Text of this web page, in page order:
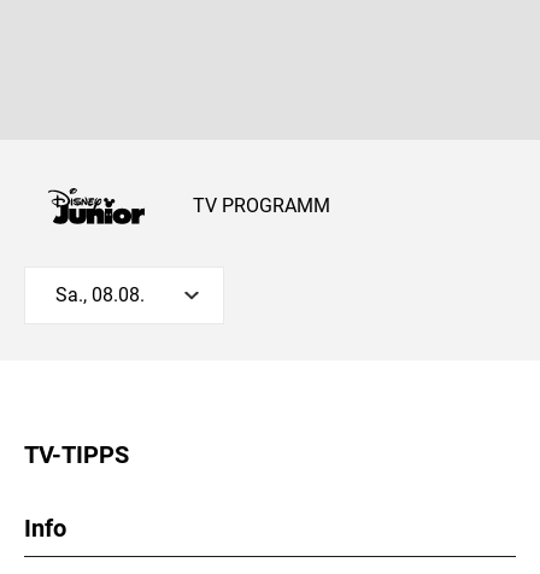
TV PROGRAMM
Sa., 08.08.
TV-TIPPS
Info